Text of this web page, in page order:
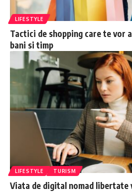
LIFESTYLE
Tactici de shopping care te vor
bani si timp
LIFESTYLE TURISM
Viata de digital nomad libertate